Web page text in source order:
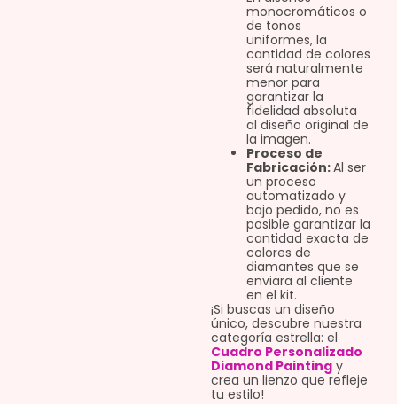
monocromáticos o
de tonos
uniformes, la
cantidad de colores
será naturalmente
menor para
garantizar la
fidelidad absoluta
al diseño original de
la imagen.
Proceso de
Fabricación:Al ser
un proceso
automatizado y
bajo pedido, no es
posible garantizar la
cantidad exacta de
colores de
diamantes que se
enviara al cliente
en el kit.
¡Si buscas un diseño
único, descubre nuestra
categoría estrella: el
Cuadro Personalizado
Diamond Paintingy
crea un lienzo que refleje
tu estilo!